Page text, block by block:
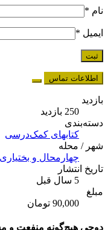
نام *
ایمیل *
اطلاعات تماس
بازدید
250 بازدید
دسته‌بندی
کتابهای کمک‌درسی
شهر / محله
چهارمحال و بختیاری
تاریخ انتشار
5 سال قبل
مبلغ
90,000 تومان
دوچی هیچ‌گونه منفعت و